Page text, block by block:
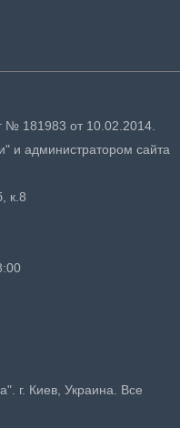
№ 181983 от 10.02.2014.
и администратором сайта
к.8
г. Киев, Украина. Все